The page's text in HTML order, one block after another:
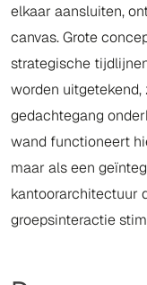
elkaar aansluiten,
canvas. Grote
strategische
worden
gedachtegang
wand functioneert
maar als een
kantoorarchitectuur
groepsinteractie